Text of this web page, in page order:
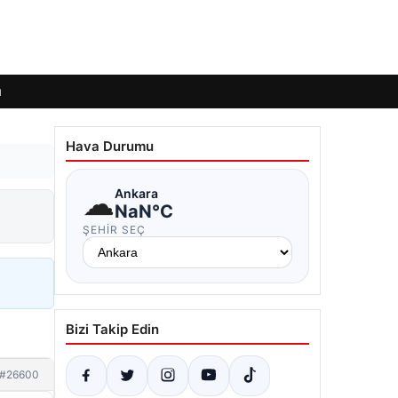
#26600
Hava Durumu
☁Ankara
NaN°C
ŞEHIR SEÇ
Bizi Takip Edin